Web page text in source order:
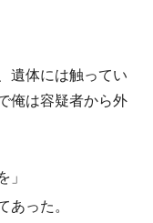
遺体には触ってい
俺は容疑者から外
」
あった。